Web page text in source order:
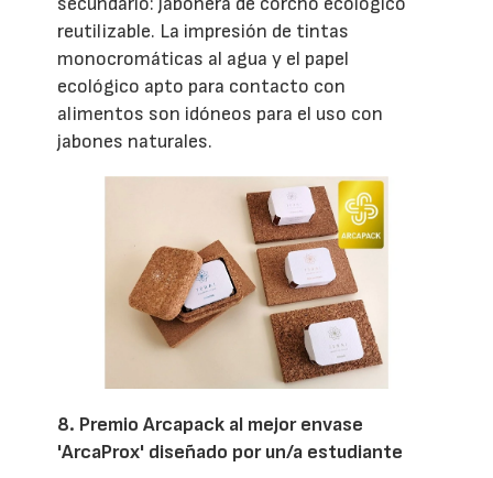
reutilizable. La impresión de tintas
monocromáticas al agua y el papel
ecológico apto para contacto con
alimentos son idóneos para el uso con
jabones naturales.
8. Premio Arcapack al mejor envase
'ArcaProx' diseñado por un/a estudiante